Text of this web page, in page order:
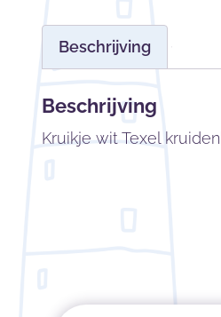
Beschrijving
Beschrijving
Kruikje wit Texel